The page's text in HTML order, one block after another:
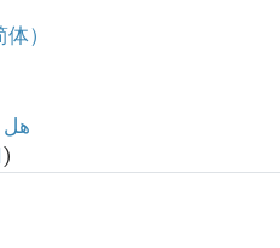
）
هل
)